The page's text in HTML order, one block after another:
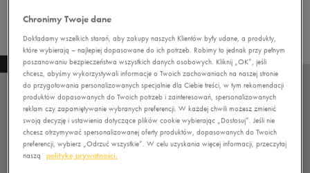
Wyczyść filtry
NEW
Chronimy Twoje dane
Dokładamy wszelkich starań, aby zakupy naszych Klientów były udane, a produkty,
które wybierają – najlepiej dopasowane do ich potrzeb. Robimy to jednak przy pełnym
poszanowaniu bezpieczeństwa wszystkich danych osobowych. Kliknij „OK”, jeśli
chcesz, abyśmy wykorzystywali informacje o Twoich zachowaniach na naszej stronie
do przygotowania personalizowanych specjalnie dla Ciebie treści, w tym rekomendacji
produktów dopasowanych do Twoich potrzeb i zainteresowań, spersonalizowanych
reklam czy zapamiętywanie wybranych preferencji. W każdej chwili możesz zmienić
swoją decyzję i ustawienia dotyczące plików cookie wybierając „Dostosuj”. Jeśli nie
chcesz otrzymywać spersonalizowanej oferty produktów, dopasowanych do Twoich
preferencji, wybierz „Odrzuć wszystkie”. W celu uzyskania więcej informacji, przeczytaj
naszą
politykę prywatności.